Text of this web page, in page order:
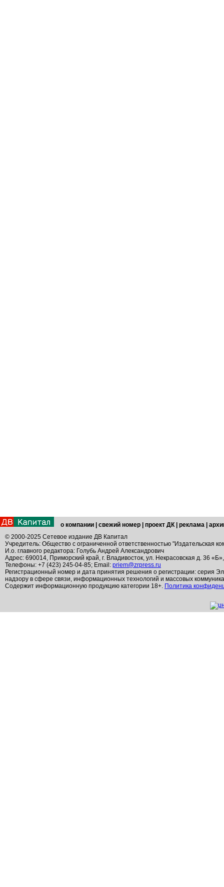
о компании свежий номер проект ДК реклама
© 2000-2025 Сетевое издание ДВ Капитал
Учредитель: Общество с ограниченной ответственностью "Издательская
И.о. главного редактора: Голубь Андрей Александрович
Адрес: 690014, Приморский край, г. Владивосток, ул. Некрасовская д. 36
Телефоны: +7 (423) 245-04-85; Email: priem@zrpress.ru
Регистрационный номер и дата принятия решения о регистрации: серия
надзору в сфере связи, информационных технологий и массовых
Содержит информационную продукцию категории 18+. Политика